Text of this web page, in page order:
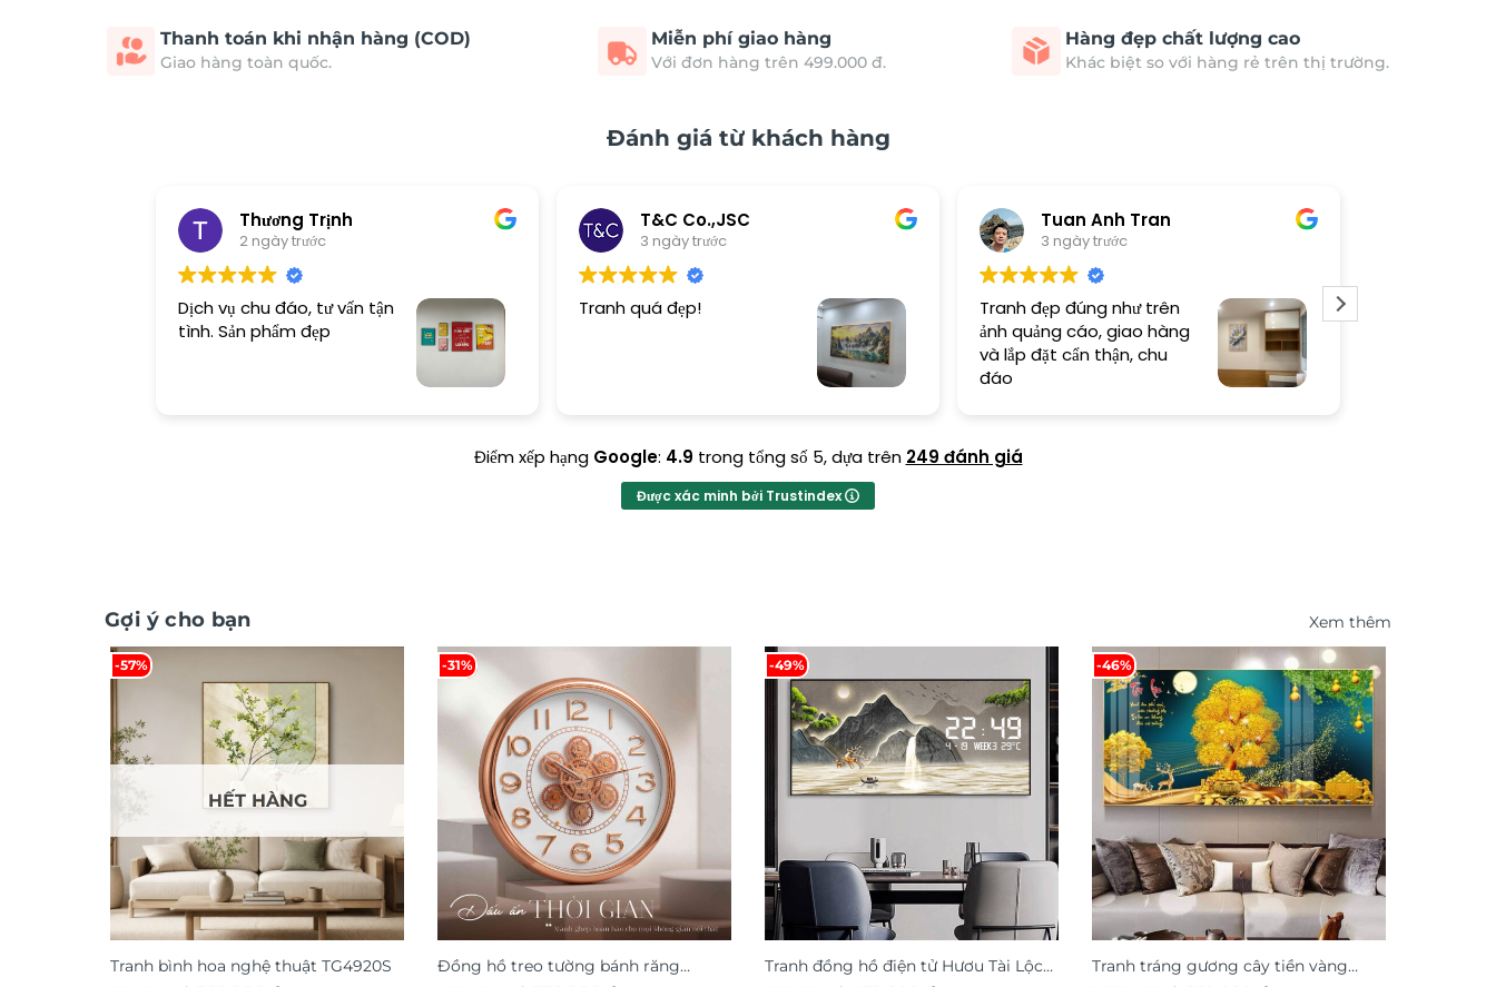
Thanh toán khi nhận hàng (COD)
Giao hàng toàn quốc.
Miễn phí giao hàng
Với đơn hàng trên 499.000 đ.
Hàng đẹp chất lượng cao
Khác biệt so với hàng rẻ trên thị trường.
Đánh giá từ khách hàng
T&C Co.,JSC
3 ngày trước
Tranh quá đẹp!
Tuan Anh Tran
3 ngày trước
Tranh đẹp đúng như trên
Long Pham
5 ngày trước
Sản phẩm chất lượng, thợ
thi công cẩn thận, độ hoàn
thiện cao
Điểm xếp hạng Google: 4.9 trong tổng số 5, dựa trên 249 đánh giá
Được xác minh bởi Trustindex
Gợi ý cho bạn Xem thêm
-57%
HẾT HÀNG
Tranh bình hoa nghệ thuật TG4920S
-31%
Đồng hồ treo tường bánh răng
-49%
Tranh đồng hồ điện tử Hươu Tài Lộc
-46%
Tranh tráng gương cây tiền vàng